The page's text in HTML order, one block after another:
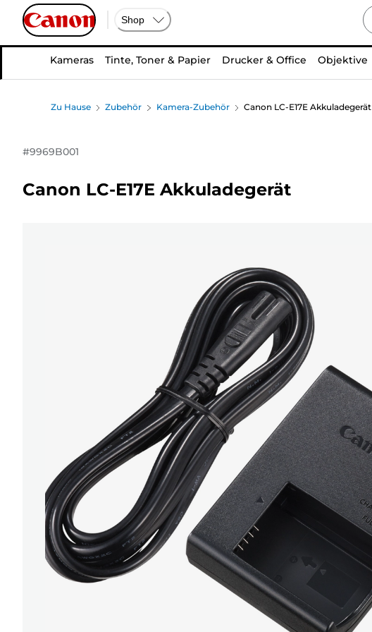
Shop
Kameras Tinte, Toner & Papier Drucker & Office Objektive
Zu Hause Zubehör Kamera-Zubehör Canon LC-E17E Akkuladegerät
#9969B001
Canon LC-E17E Akkuladegerät